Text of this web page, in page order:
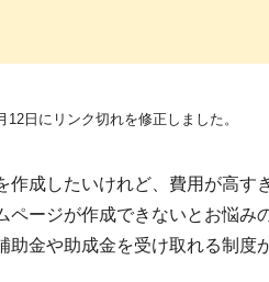
12日にリンク切れを修正しました。
作成したいけれど、費用が高
ページが作成できないとお悩
助金や助成金を受け取れる制度